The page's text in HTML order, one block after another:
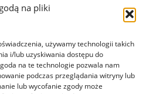
na pliki
używamy technologii takich
i/lub uzyskiwania dostępu do
na te technologie pozwala nam
podczas przeglądania witryny lub
lub wycofanie zgody może
Przezroczystość
o
nieprawidłowościach